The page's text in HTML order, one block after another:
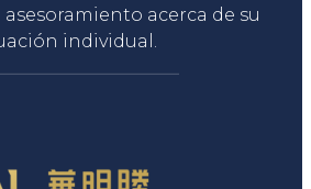
acerca de su
individual.